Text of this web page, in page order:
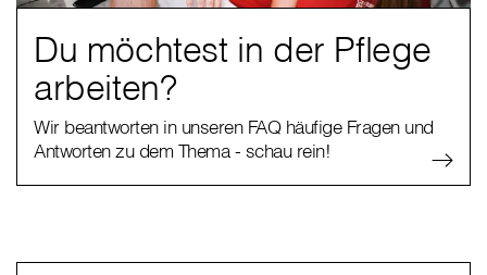
Du möchtest in der Pflege
arbeiten?
Wir beantworten in unseren FAQ häufige Fragen und
Antworten zu dem Thema - schau rein!